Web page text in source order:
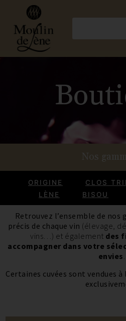
Nos
ORIGINE CLOS
LÈNE
BISOU
Retrouvez l’ensemble de
précis de chaque vin (élevage,
vins…) et également des
accompagner dans votre
envies.
Certaines cuvées sont vendues